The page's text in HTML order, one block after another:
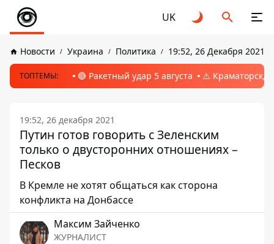
UK
Новости Украина Политика 19:52, 26 Декабря 2021
ТОПТЕМЫ: 🔴 Ракетный удар 5 августа ⚠️ Краматорск,
19:52, 26 декабря 2021
Путин готов говорить с Зеленским
только о двусторонних отношениях –
Песков
В Кремле не хотят общаться как сторона
конфликта на Донбассе
Максим Зайченко
ЖУРНАЛИСТ